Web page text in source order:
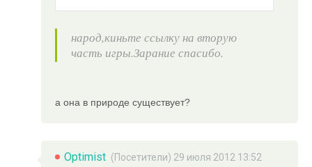
народ,киньте ссылку на вторую
часть игры.Зарание спасибо.
а она в природе существует?
Optimist (Посетители) 29 июля 2012 13:52